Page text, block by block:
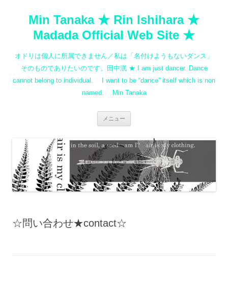
キ
ッ
Min Tanaka ★ Rin Ishihara ★
Madada Official Web Site ★
オドリは個人に所属できません／私は「名付けようもないダンス」
そのものでありたいのです。田中泯 ★ I am just dancer. Dance
cannot belong to individual. I want to be “dance” itself which is non
named. Min Tanaka
メニュー
☆問い合わせ★contact☆